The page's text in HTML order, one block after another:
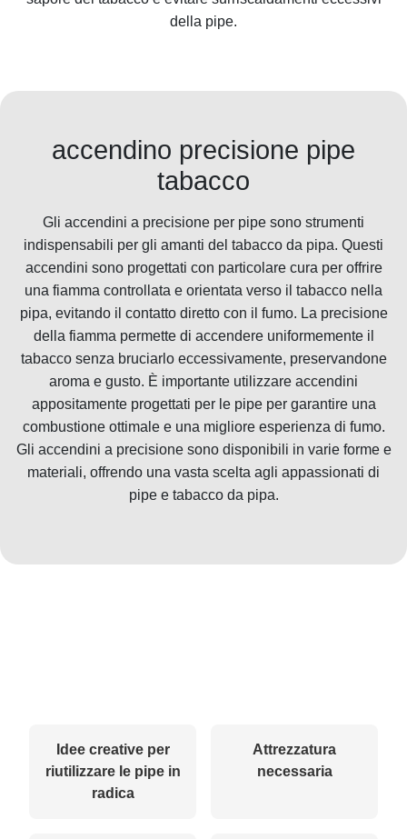
della pipe.
accendino precisione pipe
tabacco
Gli accendini a precisione per pipe sono strumenti
indispensabili per gli amanti del tabacco da pipa. Questi
accendini sono progettati con particolare cura per offrire
una fiamma controllata e orientata verso il tabacco nella
pipa, evitando il contatto diretto con il fumo. La precisione
della fiamma permette di accendere uniformemente il
tabacco senza bruciarlo eccessivamente, preservandone
aroma e gusto. È importante utilizzare accendini
appositamente progettati per le pipe per garantire una
combustione ottimale e una migliore esperienza di fumo.
Gli accendini a precisione sono disponibili in varie forme e
materiali, offrendo una vasta scelta agli appassionati di
pipe e tabacco da pipa.
Idee creative per
riutilizzare le pipe in
radica
Attrezzatura
necessaria